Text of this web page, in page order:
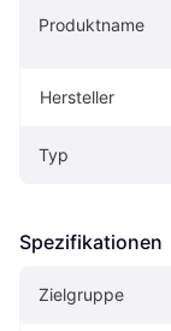
Produktname
Hersteller
Typ
Spezifikationen
Zielgruppe